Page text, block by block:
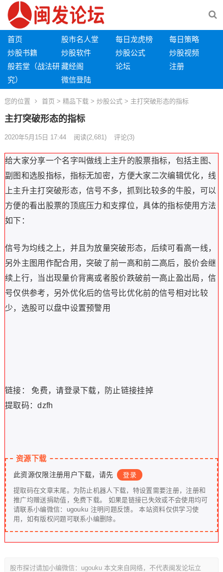
首页 股市名人堂 每日龙虎榜
每日策略
炒股书籍
炒股软件 炒股公式
炒股视频
般若堂（战法研
究）
藏经阁 论坛
注册
微信登陆
您的位置 首页 > 精品下载> 炒股公式 > 主打突破形态的指标
主打突破形态的指标
2020年5月15日 17:44 阅读(2,681) 评论(3)
给大家分享一个名字叫做线上主升的股票指标，包括主图、
副图和选股指标，指标无加密，方便大家二次编辑优化，线
上主升主打突破形态，信号不多，抓到比较多的牛股，可以
方便的看出股票的顶底压力和支撑位，具体的指标使用方法
如下：
信号为均线之上，并且为放量突破形态，后续可看高一线，
另外主图用作配合用，突破了前一高和前二高后，股价会继
续上行，当出现量价背离或者股价跌破前一高止盈出局，信
号仅供参考，另外优化后的信号比优化前的信号相对比较
少，选股可以盘中设置预警用
链接： 免费，请登录下载，防止链接挂掉
提取码：dzfh
资源下载
此资源仅限注册用户下载，请先 登录
提取码在文章末尾。为防止机器人下载，特设置需要注册，注册和
推广均赠送捐助值，免费下载。 如果是链接已失效或不会使用均可
请联系小编微信：ugouku 注明问题反馈。 本站资料仅供学习使
用，如有版权问题可联系小编删除。
股市探讨请加小编微信：ugouku 本文来自网络，不代表闽发论坛立